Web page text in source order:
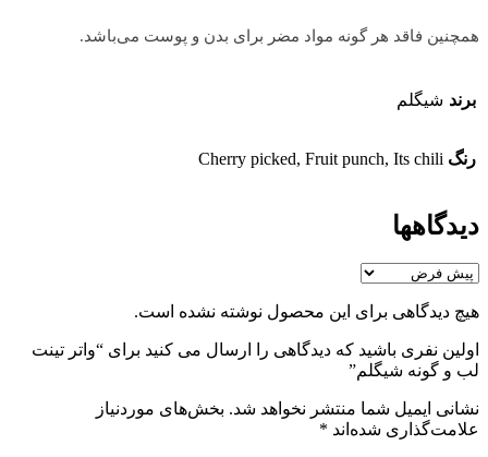
همچنین فاقد هر گونه مواد مضر برای بدن و پوست می‌باشد.
برند شیگلم
رنگ Cherry picked, Fruit punch, Its chili
دیدگاهها
هیچ دیدگاهی برای این محصول نوشته نشده است.
اولین نفری باشید که دیدگاهی را ارسال می کنید برای “واتر تینت
لب و گونه شیگلم”
نشانی ایمیل شما منتشر نخواهد شد. بخش‌های موردنیاز
علامت‌گذاری شده‌اند *